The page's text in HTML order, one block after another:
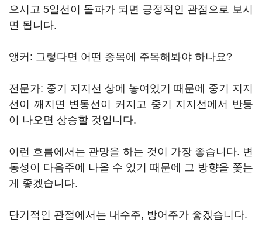
으시고 5일선이 돌파가 되면 긍정적인 관점으로 보시
면 됩니다.
앵커: 그렇다면 어떤 종목에 주목해봐야 하나요?
전문가: 중기 지지선 상에 놓여있기 때문에 중기 지지
선이 깨지면 변동선이 커지고 중기 지지선에서 반등
이 나오면 상승할 것입니다.
이런 흐름에서는 관망을 하는 것이 가장 좋습니다. 변
동성이 다음주에 나올 수 있기 때문에 그 방향을 쫓는
게 좋겠습니다.
단기적인 관점에서는 내수주, 방어주가 좋겠습니다.